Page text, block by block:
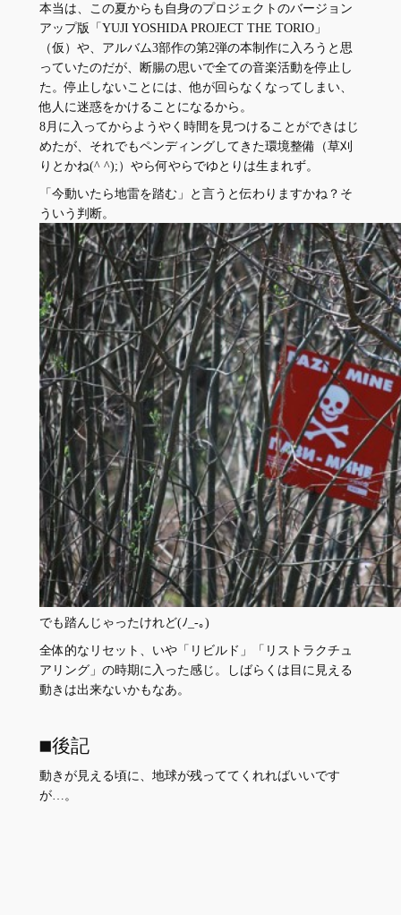
本当は、この夏からも自身のプロジェクトのバージョン
アップ版「YUJI YOSHIDA PROJECT THE TORIO」
（仮）や、アルバム3部作の第2弾の本制作に入ろうと思
っていたのだが、断腸の思いで全ての音楽活動を停止し
た。停止しないことには、他が回らなくなってしまい、
他人に迷惑をかけることになるから。
8月に入ってからようやく時間を見つけることができはじ
めたが、それでもペンディングしてきた環境整備（草刈
りとかね(^ ^);）やら何やらでゆとりは生まれず。
「今動いたら地雷を踏む」と言うと伝わりますかね？そ
ういう判断。
でも踏んじゃったけれど(ﾉ_-｡)
全体的なリセット、いや「リビルド」「リストラクチュ
アリング」の時期に入った感じ。しばらくは目に見える
動きは出来ないかもなあ。
■後記
動きが見える頃に、地球が残っててくれればいいです
が…。